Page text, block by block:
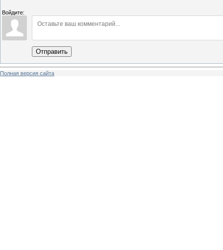
Войдите:
Отправить
Полная версия сайта